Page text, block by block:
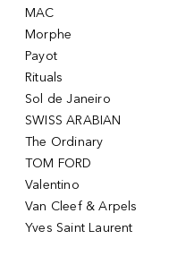
MAC
Morphe
Payot
Rituals
Sol de Janeiro
SWISS ARABIAN
The Ordinary
TOM FORD
Valentino
Van Cleef & Arpels
Yves Saint Laurent